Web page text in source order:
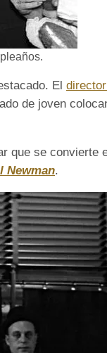
El director
de joven
que se convierte
Newman.